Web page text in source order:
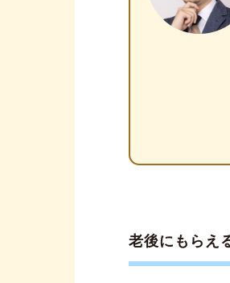
年金の繰
繰上げ
75歳ま
年金の繰
働くこ
寡婦年金
雇用保険
老後にもらえ